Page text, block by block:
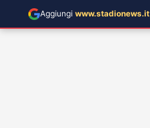
Aggiungi www.stadionews.it